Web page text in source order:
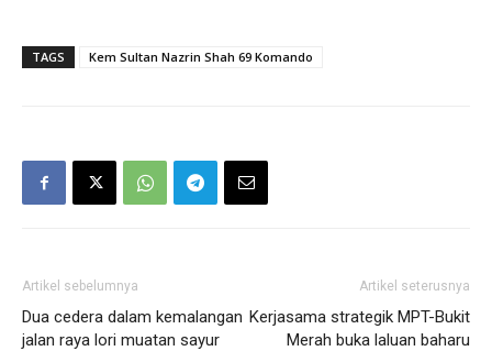
TAGS Kem Sultan Nazrin Shah 69 Komando
Artikel sebelumnya
Dua cedera dalam kemalangan
jalan raya lori muatan sayur
Artikel seterusnya
Kerjasama strategik MPT-Bukit
Merah buka laluan baharu